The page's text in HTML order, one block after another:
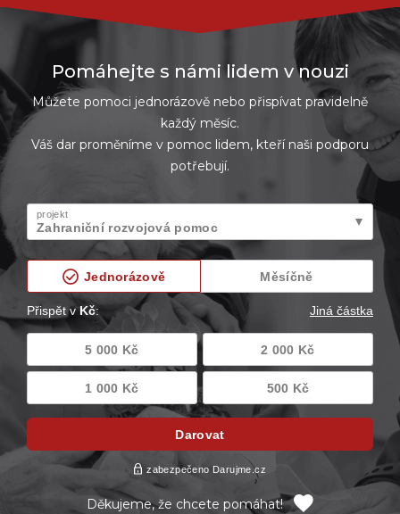
Pomáhejte s námi lidem v nouzi
Můžete pomoci jednorázově nebo přispívat pravidelně
každý měsíc.
Váš dar proměníme v pomoc lidem, kteří naši podporu
potřebují.
Děkujeme, že chcete pomáhat!